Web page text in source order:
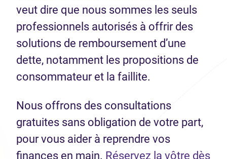
veut dire que nous sommes les seuls
professionnels autorisés à offrir des
solutions de remboursement d’une
dette, notamment les propositions de
consommateur et la faillite.
Nous offrons des consultations
gratuites sans obligation de votre part,
pour vous aider à reprendre vos
finances en main. Réservez la vôtre dès